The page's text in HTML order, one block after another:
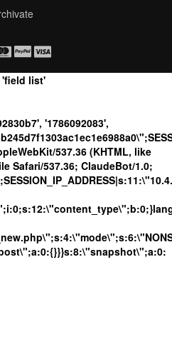
'field list'
'1786092083',
537.36 (KHTML, like
Safari/537.36; ClaudeBot/1.0;